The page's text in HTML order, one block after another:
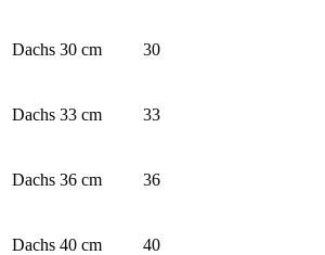
Dachs 30 cm 30
Dachs 33 cm 33
Dachs 36 cm 36
Dachs 40 cm 40